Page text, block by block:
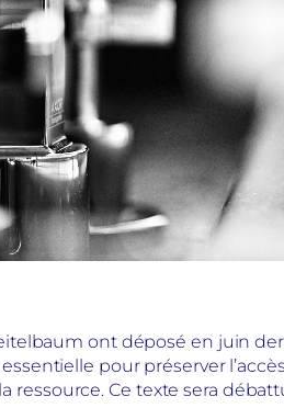
ont déposé en juin
pour préserver
Ce texte sera